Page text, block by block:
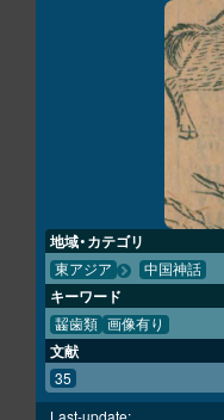
地域・カテゴリ
東アジア 中国神話
キーワード
齧歯類 画像有り
文献
35
Last-update: